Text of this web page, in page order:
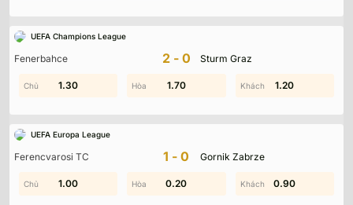
UEFA Champions League
Fenerbahce 2-0 Sturm Graz
0.20 0.90 1.00
1.30 1.70 1.20
UEFA Europa League
Ferencvarosi TC 1-0 Gornik Zabrze
1.10 0.60 1.20
1.00 0.20 0.90